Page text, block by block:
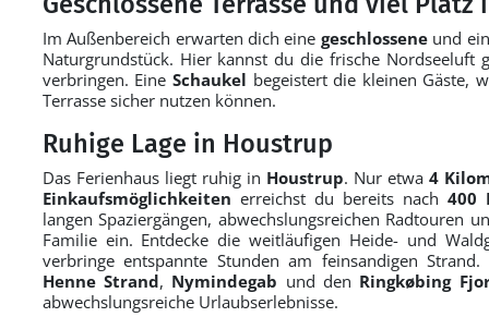
Im Außenbereich erwarten dich eine geschlosseneund
Naturgrundstück. Hier kannst du die frische Nordseeluft
verbringen. Eine Schaukel begeistert die kleinen Gäste,
Terrasse sicher nutzen können.
Ruhige Lage in Houstrup
Das Ferienhaus liegt ruhig in Houstrup. Nur etwa 4
Einkaufsmöglichkeiten erreichst du bereits nach 400
langen Spaziergängen, abwechslungsreichen Radtouren
Familie ein. Entdecke die weitläufigen Heide- und
verbringe entspannte Stunden am feinsandigen
Henne Strand, Nymindegab und den Ringkøbing
abwechslungsreiche Urlaubserlebnisse.